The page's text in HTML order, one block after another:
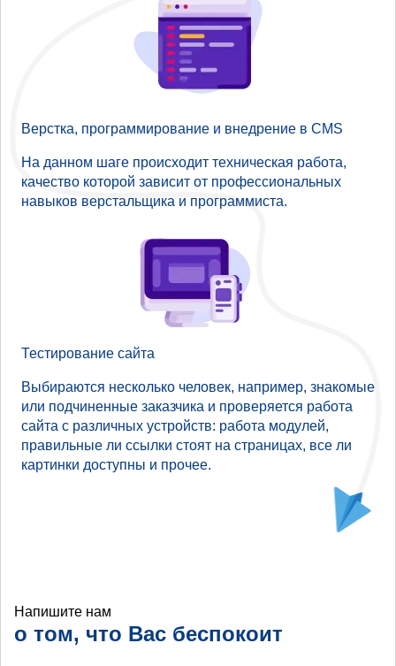
Верстка, программирование и внедрение в CMS
На данном шаге происходит техническая работа,
качество которой зависит от профессиональных
навыков верстальщика и программиста.
Тестирование сайта
Выбираются несколько человек, например, знакомые
или подчиненные заказчика и проверяется работа
сайта с различных устройств: работа модулей,
правильные ли ссылки стоят на страницах, все ли
картинки доступны и прочее.
Напишите нам
о том, что Вас беспокоит